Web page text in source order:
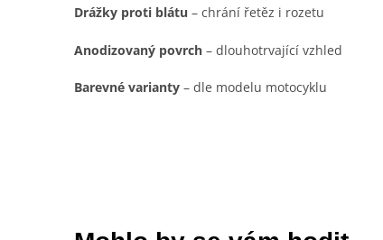
Drážky proti blátu – chrání řetěz i rozetu
Anodizovaný povrch – dlouhotrvající vzhled
Barevné varianty – dle modelu motocyklu